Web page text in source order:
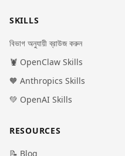
SKILLS
বিভাগ অনুযায়ী ব্রাউজ করুন
🦞 OpenClaw Skills
🧡 Anthropics Skills
💚 OpenAI Skills
RESOURCES
📝 Blog